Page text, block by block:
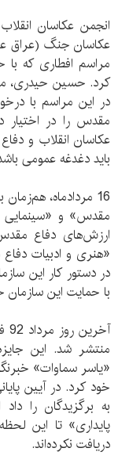
عکاسان جنگ (عراق
مراسم افطاری که با
کرد. حسین حیدری،
در این مراسم با
مقدس را در اختیار
عکاسان انقلاب و
باید دغدغه عمومی
16 مرداد‌ماه،
مقدس» و «سینمایی
ارزش‌های دفاع
«هنری و ادبیات
با حمایت این سازمان حدود 6 اثر به دیگر زبان‌ها
«یاسر سماوات»
خود کرد. در آیین
به برگزیدگان را
دریافت نکرده‌اند.